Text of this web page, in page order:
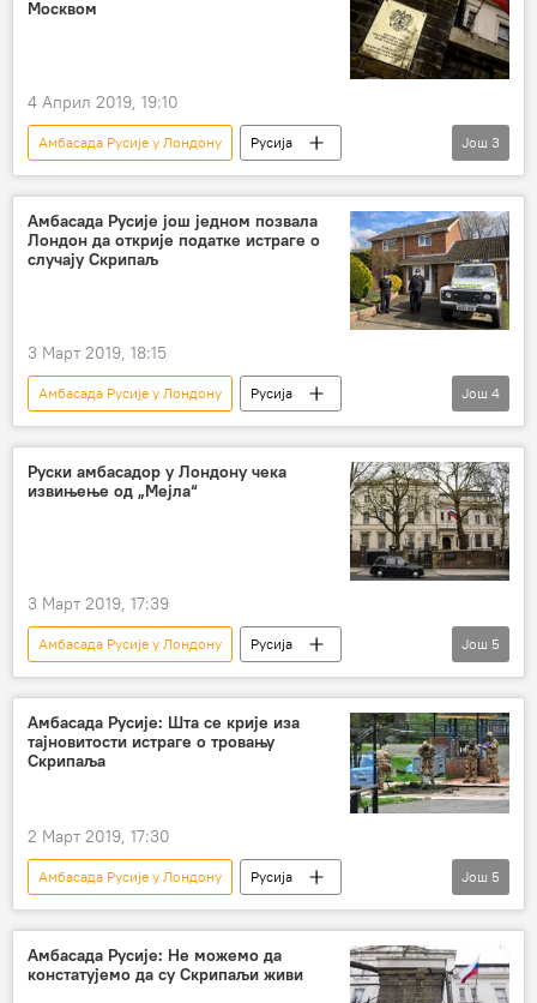
Москвом
4 Април 2019, 19:10
Амбасада Русије у Лондону
Русија
Вести
Свет
НАТО
70. годишњица НАТО
Још 3
Амбасада Русије још једном позвала
Лондон да открије податке истраге о
случају Скрипаљ
3 Март 2019, 18:15
Амбасада Русије у Лондону
Русија
Вести
Свет
Велика Британија
Солсбери
случај Скрипаљ
Још 4
Руски амбасадор у Лондону чека
извињење од „Мејла“
3 Март 2019, 17:39
Амбасада Русије у Лондону
Русија
Вести
Свет
Велика Британија
Александар Јаковенко
клевета
мејл
Још 5
Амбасада Русије: Шта се крије иза
тајновитости истраге о тровању
Скрипаља
2 Март 2019, 17:30
Амбасада Русије у Лондону
Русија
Вести
Свет
Велика Британија
Сергеј и Јулија Скрипаљ
Случај Скрипаљ
Европа
Још 5
Амбасада Русије: Не можемо да
констатујемо да су Скрипаљи живи